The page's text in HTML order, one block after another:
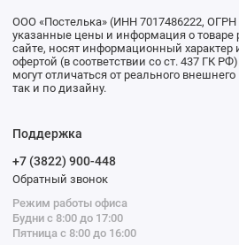
ООО «Постелька» (ИНН 7017486222, ОГРН
указанные цены и информация о
сайте, носят информационный характер
офертой (в соответствии со ст. 437 ГК
могут отличаться от реального
так и по дизайну.
Поддержка
+7 (3822) 900-448
Обратный звонок
Режим работы офиса
Будни с 8:00 до 17:00
Пятница с 8:00 до 16:00